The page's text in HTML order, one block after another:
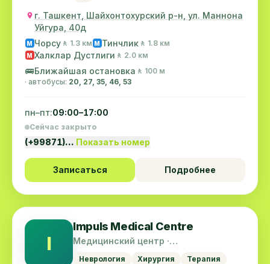
г. Ташкент, Шайхонтохурский р-н, ул. Маннона
Уйгура, 40д
M Чорсу 🚶 1.3 км M Тинчлик 🚶 1.8 км
M Халклар Дустлиги 🚶 2.0 км
🚌Ближайшая остановка 🚶 100 м
· автобусы: 20, 27, 35, 46, 53
пн–пт:09:00–17:00
Сейчас закрыто
(+99871)… Показать номер
Записаться Подробнее
I
Impuls Medical Centre
Медицинский центр ·
Неврология Хирургия
Терапия